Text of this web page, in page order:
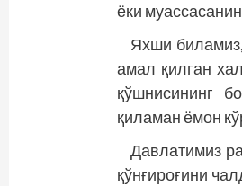
ёки
Яхши
амал қилган
қўшнисининг
қиламан ёмон
Давлатимиз
қўнғироғини